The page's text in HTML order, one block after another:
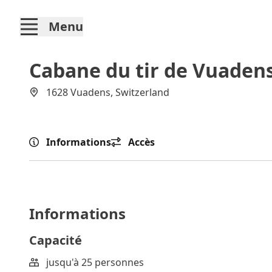
Menu
Cabane du tir de
1628 Vuadens, Switzerland
Informations Accès
Informations
Capacité
jusqu'à 25 personnes